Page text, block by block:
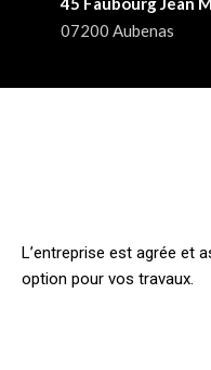
07200 Aubenas
L’entreprise est agrée et
option pour vos travaux.